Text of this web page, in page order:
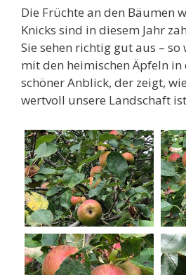
Die Früchte an den Bäumen
Knicks sind in diesem Jahr
Sie sehen richtig gut aus – so
mit den heimischen Äpfeln in
schöner Anblick, der zeigt,
wertvoll unsere Landschaft